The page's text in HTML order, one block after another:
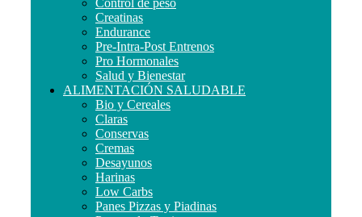
Creatinas
Endurance
Pre-Intra-Post Entrenos
Pro Hormonales
Salud y Bienestar
ALIMENTACIÓN SALUDABLE
Bio y Cereales
Claras
Conservas
Cremas
Desayunos
Harinas
Low Carbs
Panes Pizzas y Piadinas